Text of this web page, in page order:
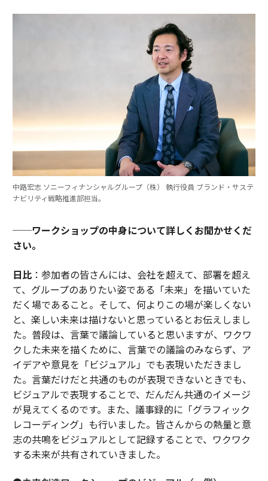
中路宏志 ソニーフィナンシャルグループ（株） 執行役員 ブランド・サステ
ナビリティ戦略推進部担当。
──ワークショップの中身について詳しくお聞かせくだ
さい。
日比：参加者の皆さんには、会社を超えて、部署を超え
て、グループのありたい姿である「未来」を描いていた
だく場であること。そして、何よりこの場が楽しくない
と、楽しい未来は描けないと思っているとお伝えしまし
た。普段は、言葉で議論していると思いますが、ワクワ
クした未来を描くために、言葉での議論のみならず、ア
イデアや意見を「ビジュアル」でも表現いただきまし
た。言葉だけだと共通のものが表現できないときでも、
ビジュアルで表現することで、だんだん共通のイメージ
が見えてくるのです。また、議事録的に「グラフィック
レコーディング」も行いました。皆さんからの熱量と意
志の共鳴をビジュアルとして記録することで、ワクワク
する未来が共有されていきました。